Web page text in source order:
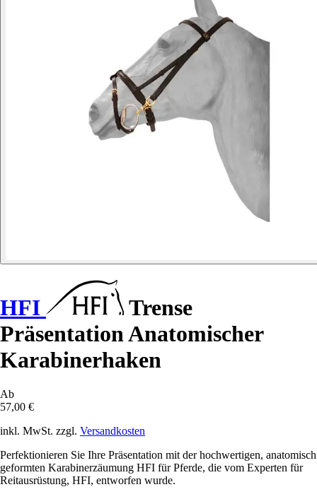
HFI
Trense
Präsentation Anatomischer
Karabinerhaken
Ab
57,00 €
inkl. MwSt. zzgl. Versandkosten
Perfektionieren Sie Ihre Präsentation mit der hochwertigen, anatomisch
geformten Karabinerzäumung HFI für Pferde, die vom Experten für
Reitausrüstung, HFI, entworfen wurde.